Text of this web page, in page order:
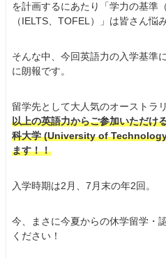
を計画するにあたり「学力の基準
（IELTS、TOFEL）」は皆さん悩
そんな中、今回英語力の入学基準
に朗報です。
留学先として大人気のオーストラ
以上の英語力からご参加いただけ
科大学 (University of
ます！！
入学時期は2月、7月末の年2回。
今、まさに今夏からの休学留学・
ください！